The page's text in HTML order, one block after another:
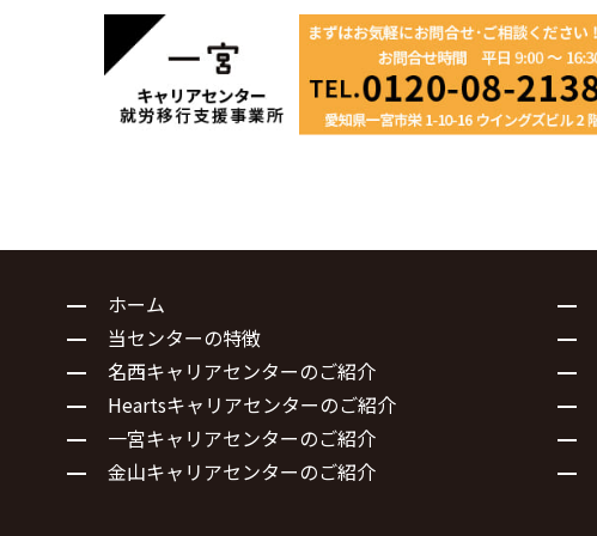
ホーム
当センターの特徴
名西キャリアセンターのご紹介
Heartsキャリアセンターのご紹介
一宮キャリアセンターのご紹介
金山キャリアセンターのご紹介